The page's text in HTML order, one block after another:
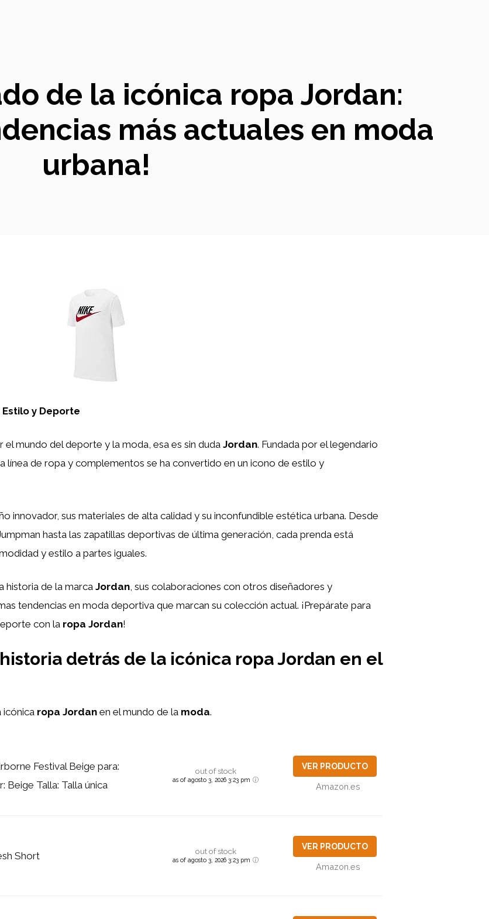
de la icónica ropa Jordan:
más actuales en moda
urbana!
y Deporte
mundo del deporte y la moda, esa es sin duda Jordan. Fundada por el legendario
línea de ropa y complementos se ha convertido en un icono de estilo y
innovador, sus materiales de alta calidad y su inconfundible estética urbana. Desde
hasta las zapatillas deportivas de última generación, cada prenda está
y estilo a partes iguales.
historia de la marcaJordan, sus colaboraciones con otros diseñadores y
tendencias en moda deportiva que marcan su colección actual. ¡Prepárate para
con la ropa Jordan!
detrás de la icónica ropa Jordan en el
icónica ropa Jordan en el mundo de la moda.
Festival Beige para:
Beige Talla: Talla única
out of stock
as of agosto 3, 2026 3:23 pm
VER PRODUCTO
Amazon.es
Short out of stock
as of agosto 3, 2026 3:23 pm
VER PRODUCTO
Amazon.es